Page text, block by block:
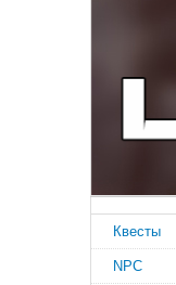
Квесты
NPC